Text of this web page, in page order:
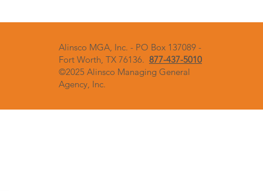
Alinsco MGA, Inc. - PO Box 137089 -
Fort Worth, TX 76136. 877-437-5010
©2025 Alinsco Managing General
Agency, Inc.